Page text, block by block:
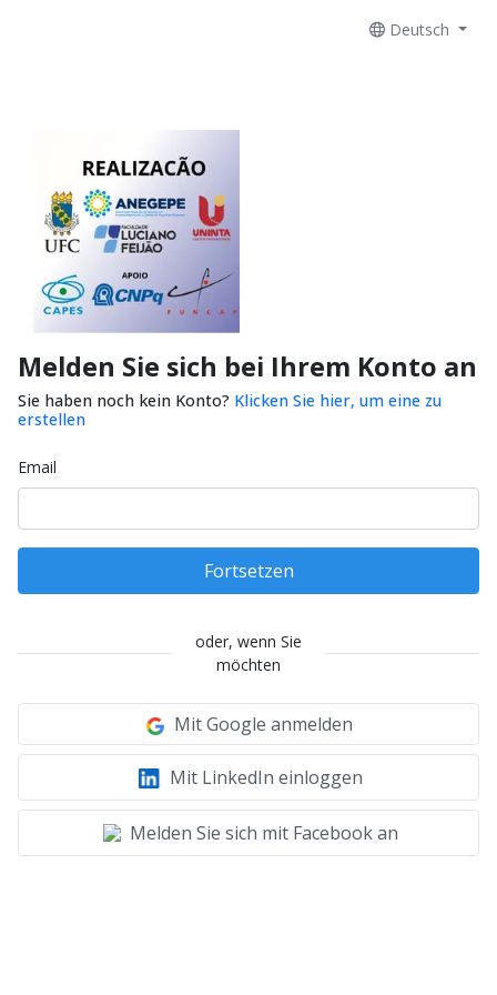
Deutsch
Melden Sie sich bei Ihrem Konto an
Sie haben noch kein Konto? Klicken Sie hier, um eine zu
erstellen
Email
Fortsetzen
oder, wenn Sie
möchten
Mit Google anmelden
Mit LinkedIn einloggen
Melden Sie sich mit Facebook an